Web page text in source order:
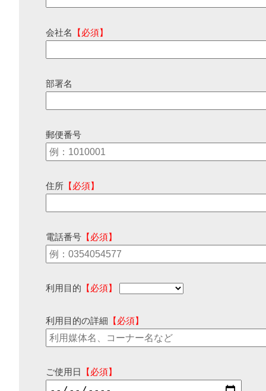
会社名 【必須】
部署名
郵便番号
住所 【必須】
電話番号 【必須】
利用目的 【必須】
利用目的の詳細 【必須】
ご使用日 【必須】